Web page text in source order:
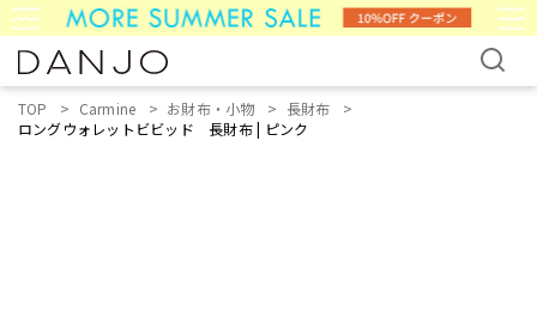
TOP Carmine お財布・小物
長財布
ロングウォレットビビッド 長財布 | ピンク